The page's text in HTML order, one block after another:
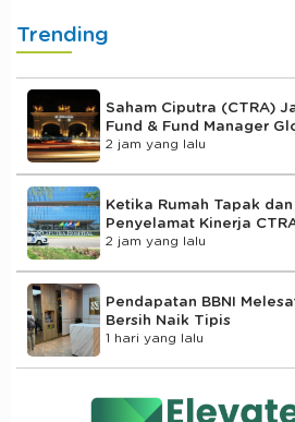
Trending
Saham Ciputra (CTRA)
Fund & Fund Manager
2 jam yang lalu
Ketika Rumah Tapak
Penyelamat Kinerja
2 jam yang lalu
Pendapatan BBNI
Bersih Naik Tipis
1 hari yang lalu